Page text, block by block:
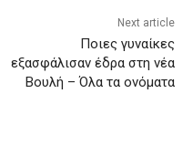
Next article
Ποιες γυναίκες
εξασφάλισαν έδρα στη νέα
Βουλή – Όλα τα ονόματα